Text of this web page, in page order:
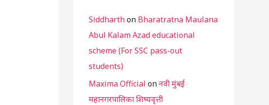
Siddharthon Bharatratna Maulana
Abul Kalam Azad educational
scheme (For SSC pass-out
students)
Maxima Official onनवी मुंबई
महानगरपालिका शिष्यवृत्ती